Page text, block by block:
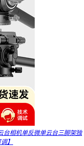
台相机单反微单云台三脚架独
】